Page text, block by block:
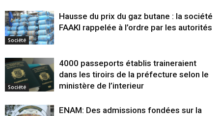
Société
Hausse du prix du gaz butane : la société
FAAKI rappelée à l’ordre par les autorités
Société
4000 passeports établis traineraient
dans les tiroirs de la préfecture selon le
ministère de l’interieur
ENAM: Des admissions fondées sur la